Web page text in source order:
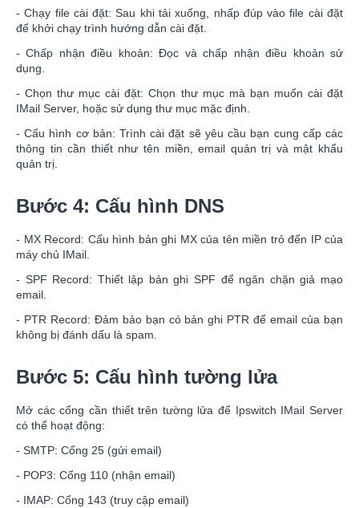
- Chạy file cài đặt: Sau khi tải xuống, nhấp đúp vào file cài đặt
để khởi chạy trình hướng dẫn cài đặt.
- Chấp nhận điều khoản: Đọc và chấp nhận điều khoản sử
dụng.
- Chọn thư mục cài đặt: Chọn thư mục mà bạn muốn cài đặt
IMail Server, hoặc sử dụng thư mục mặc định.
- Cấu hình cơ bản: Trình cài đặt sẽ yêu cầu bạn cung cấp các
thông tin cần thiết như tên miền, email quản trị và mật khẩu
quản trị.
Bước 4: Cấu hình DNS
- MX Record: Cấu hình bản ghi MX của tên miền trỏ đến IP của
máy chủ IMail.
- SPF Record: Thiết lập bản ghi SPF để ngăn chặn giả mạo
email.
- PTR Record: Đảm bảo bạn có bản ghi PTR để email của bạn
không bị đánh dấu là spam.
Bước 5: Cấu hình tường lửa
Mở các cổng cần thiết trên tường lửa để Ipswitch IMail Server
có thể hoạt động:
- SMTP: Cổng 25 (gửi email)
- POP3: Cổng 110 (nhận email)
- IMAP: Cổng 143 (truy cập email)